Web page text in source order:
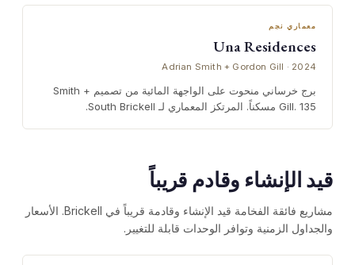
معماري نجم
Una Residences
Adrian Smith + Gordon Gill · 2024
برج خرساني منحوت على الواجهة المائية من تصميم Smith +
Gill. 135 مسكناً. المرتكز المعماري لـ South Brickell.
قيد الإنشاء وقادم قريباً
مشاريع فائقة الفخامة قيد الإنشاء وقادمة قريباً في Brickell. الأسعار
والجداول الزمنية وتوافر الوحدات قابلة للتغيير.